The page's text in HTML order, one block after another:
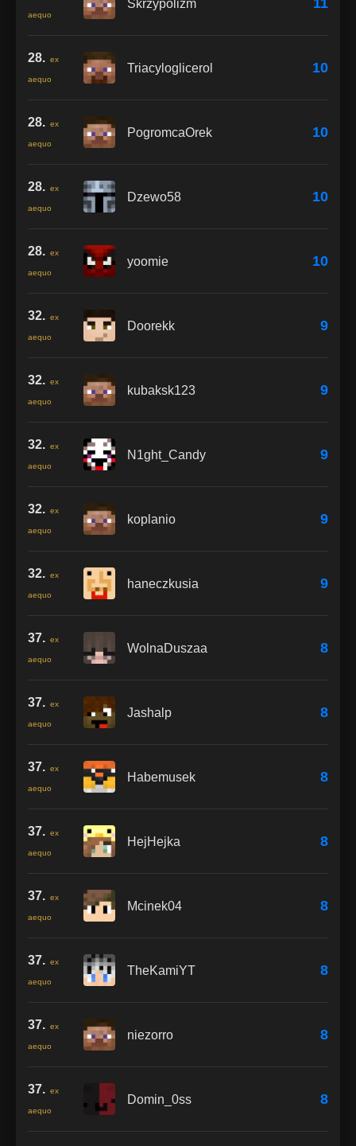
aequo
Skrzypolizm 11
28. ex
aequo
Triacyloglicerol 10
28. ex
aequo
PogromcaOrek 10
28. ex
aequo
Dzewo58 10
28. ex
aequo
yoomie 10
32. ex
aequo
Doorekk 9
32. ex
aequo
kubaksk123 9
32. ex
aequo
N1ght_Candy 9
32. ex
aequo
koplanio 9
32. ex
aequo
haneczkusia 9
37. ex
aequo
WolnaDuszaa 8
37. ex
aequo
Jashalp 8
37. ex
aequo
Habemusek 8
37. ex
aequo
HejHejka 8
37. ex
aequo
Mcinek04 8
37. ex
aequo
TheKamiYT 8
37. ex
aequo
niezorro 8
37. ex
aequo
Domin_0ss 8